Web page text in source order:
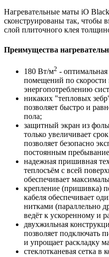
Нагревательные маты iO
сконструированы так, чтобы
слой плиточного клея
Преимущества
180 Вт/м2 -
помещений по скорости
энергопотреблению
никаких "тепловых
позволяет быстро и
пола;
защитный экран из
только увеличивает
позволяет безопасно
постоянным
надежная пришивная
теплосъём с всей
обеспечивает
крепление (пришивка)
кабеля обеспечивает
нитками (параллельно
ведёт к ускоренному и
двухжильная
позволяет подключать
и упрощает раскладку
стеклотканевая сетка в